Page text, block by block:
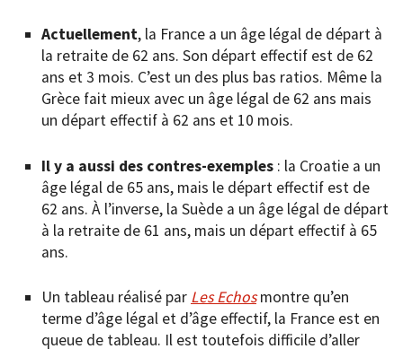
Actuellement, la France a un âge légal de départ à
la retraite de 62 ans. Son départ effectif est de 62
ans et 3 mois. C’est un des plus bas ratios. Même la
Grèce fait mieux avec un âge légal de 62 ans mais
un départ effectif à 62 ans et 10 mois.
Il y a aussi des contres-exemples : la Croatie a un
âge légal de 65 ans, mais le départ effectif est de
62 ans. À l’inverse, la Suède a un âge légal de départ
à la retraite de 61 ans, mais un départ effectif à 65
ans.
Un tableau réalisé par Les Echosmontre qu’en
terme d’âge légal et d’âge effectif, la France est en
queue de tableau. Il est toutefois difficile d’aller